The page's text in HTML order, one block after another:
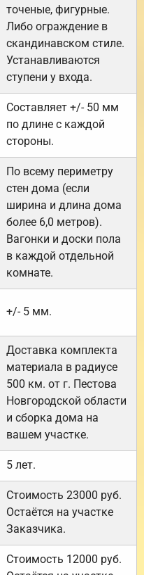
точеные, фигурные.
Либо ограждение в
скандинавском стиле.
Устанавливаются
ступени у входа.
Составляет +/- 50 мм
по длине с каждой
стороны.
По всему периметру
стен дома (если
ширина и длина дома
более 6,0 метров).
Вагонки и доски пола
в каждой отдельной
комнате.
+/- 5 мм.
Доставка комплекта
материала в радиусе
500 км. от г. Пестова
Новгородской области
и сборка дома на
вашем участке.
5 лет.
Стоимость 23000 руб.
Остаётся на участке
Заказчика.
Стоимость 12000 руб.